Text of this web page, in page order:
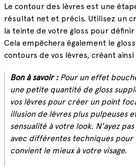
Le contour des lèvres est une
résultat net et précis. Utilisez un
la teinte de votre gloss pour
Cela empêchera également le
contours de vos lèvres, créant
Bon à savoir :Pour un effet
une petite quantité de gloss
vos lèvres pour créer un point
illusion de lèvres plus pulpeuses
sensualité à votre look. N'ayez
avec différentes techniques pour
convient le mieux à votre visage.